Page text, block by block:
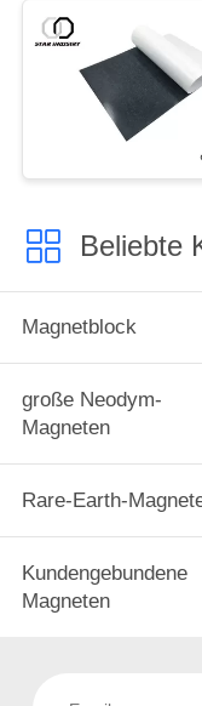
Beliebte
Magnetblock
große Neodym-
Magneten
Rare-Earth-
Kundengebundene
Magneten